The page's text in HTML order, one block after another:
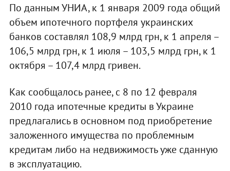
По данным УНИА, к 1 января 2009 года общий
объем ипотечного портфеля украинских
банков составлял 108,9 млрд грн, к 1 апреля –
106,5 млрд грн, к 1 июля – 103,5 млрд грн, к 1
октября – 107,4 млрд гривен.
Как сообщалось ранее, с 8 по 12 февраля
2010 года ипотечные кредиты в Украине
предлагались в основном под приобретение
заложенного имущества по проблемным
кредитам либо на недвижимость уже сданную
в эксплуатацию.